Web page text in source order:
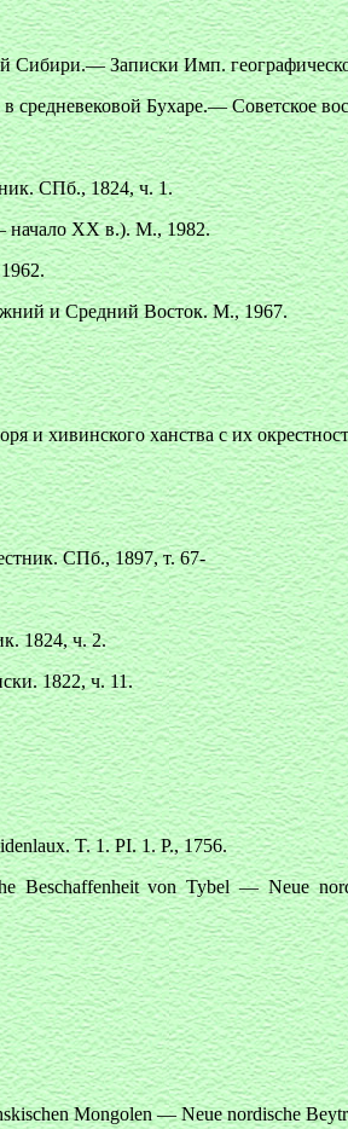
Сибири.— Записки Имп.
в средневековой Бухаре.— Советское
СПб., 1824, ч. 1.
начало XX в.). М., 1982.
и Средний Восток. М., 1967.
и хивинского ханства с их
СПб., 1897, т. 67-
1824, ч. 2.
1822, ч. 11.
T. 1. PI. 1. P., 1756.
Beschaffenheit von Tybel — Neue
Mongolen — Neue nordische